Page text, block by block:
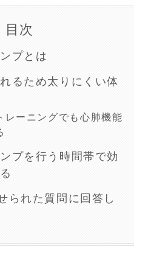
目次
プとは
るため太りにくい体
レーニングでも心肺機能
プを行う時間帯で効
られた質問に回答し